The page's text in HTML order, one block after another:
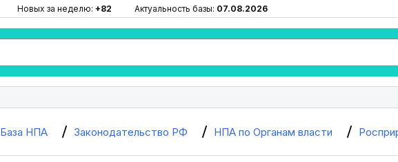
Новых за неделю: +82 Актуальность базы: 07.08.2026
База НПА Законодательство РФ НПА по Органам власти